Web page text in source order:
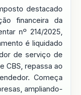
destacado
financeira da
nº 214/2025,
é liquidado
de serviço de
CBS, repassa ao
Começa
ampliando-